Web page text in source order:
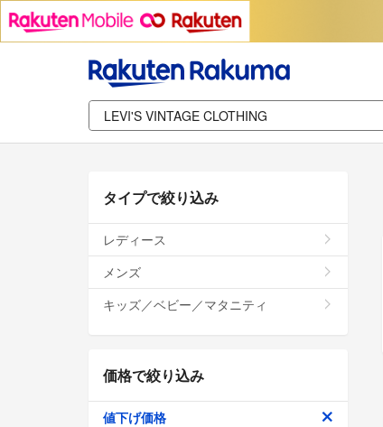
タイプで絞り込み
レディース
メンズ
キッズ／ベビー／マタニティ
価格で絞り込み
値下げ価格